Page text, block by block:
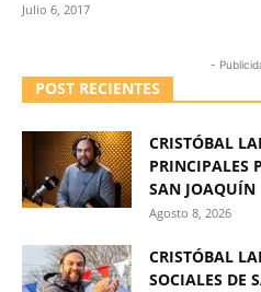
Julio 6, 2017
-
POST RECIENTES
CRISTÓBAL
PRINCIPALES
SAN JOAQUÍN
Agosto 8, 2026
CRISTÓBAL
SOCIALES DE